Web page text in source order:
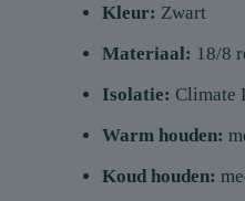
Kleur: Zwart
Materiaal: 18/8
Isolatie: Climate
Warm houden:
Koud houden: